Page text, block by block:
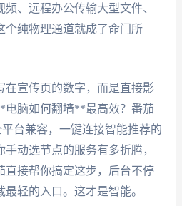
、远程办公传输大型文件、
纯物理通道就成了命门所
在宣传页的数字，而是直接影
电脑如何翻墙**最高效？番茄
平台兼容，一键连接智能推荐的
动选节点的服务有多折腾，
直接帮你搞定这步，后台不停
轻的入口。这才是智能。